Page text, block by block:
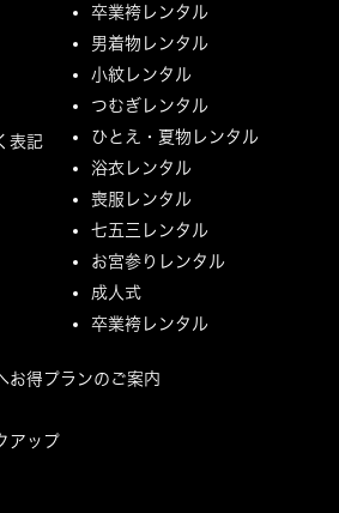
表記
卒業袴レンタル
男着物レンタル
小紋レンタル
つむぎレンタル
ひとえ・夏物レンタル
浴衣レンタル
喪服レンタル
七五三レンタル
お宮参りレンタル
成人式
卒業袴レンタル
お得プランのご案内
アップ